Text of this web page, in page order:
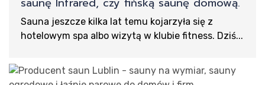
Sauna jeszcze kilka lat temu kojarzyła się z
hotelowym spa albo wizytą w klubie fitness. Dziś...